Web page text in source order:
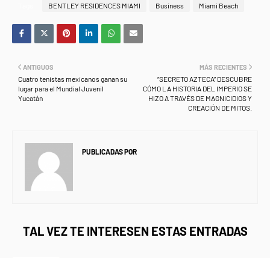
BENTLEY RESIDENCES MIAMI Business Miami Beach
MÁS RECIENTES
“SECRETO AZTECA” DESCUBRE
CÓMO LA HISTORIA DEL IMPERIO SE
HIZO A TRAVÉS DE MAGNICIDIOS Y
CREACIÓN DE MITOS.
ANTIGUOS
Cuatro tenistas mexicanos ganan su
lugar para el Mundial Juvenil
Yucatán
PUBLICADAS POR
TAL VEZ TE INTERESEN ESTAS ENTRADAS